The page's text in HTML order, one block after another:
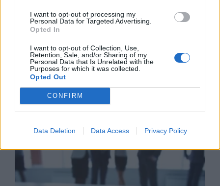
I want to opt-out of processing my
Personal Data for Targeted Advertising.
Opted In
I want to opt-out of Collection, Use,
Retention, Sale, and/or Sharing of my
Personal Data that Is Unrelated with the
Purposes for which it was collected.
Opted Out
CONFIRM
Data Deletion Data Access Privacy Policy
χρηματοδότηση του ΕΛΙΔΕΚ
Business Know-how